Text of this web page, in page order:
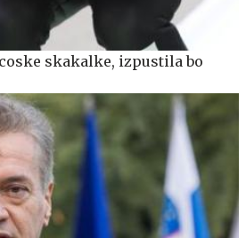
skakalke, izpustila bo